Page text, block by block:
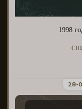
1998
28-